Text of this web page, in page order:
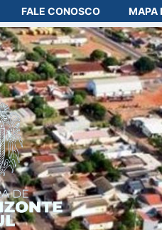
FALE CONOSCO MAPA